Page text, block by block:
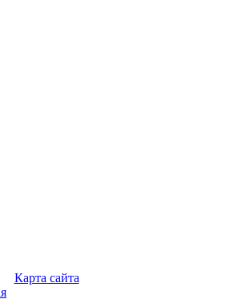
Карта сайта